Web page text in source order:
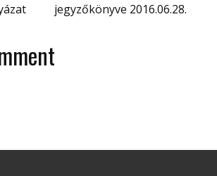
jegyzőkönyve 2016.06.28.